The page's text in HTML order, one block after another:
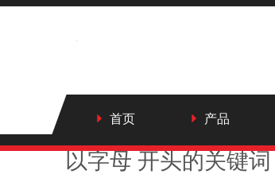
首页 产品
以字母 开头的关键词